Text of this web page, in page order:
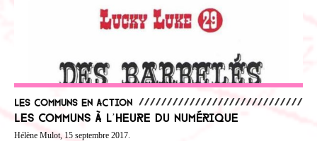
Les communs en action
Les communs à l’heure du numérique
Hélène Mulot, 15 septembre 2017.